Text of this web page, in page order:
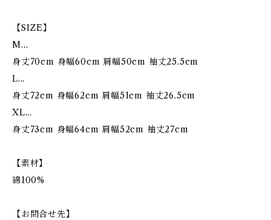
【SIZE】
M…
身丈70cm 身幅60cm 肩幅50cm 袖丈25.5cm
L...
身丈72cm 身幅62cm 肩幅51cm 袖丈26.5cm
XL...
身丈73cm 身幅64cm 肩幅52cm 袖丈27cm
【素材】
綿100%
【お問合せ先】